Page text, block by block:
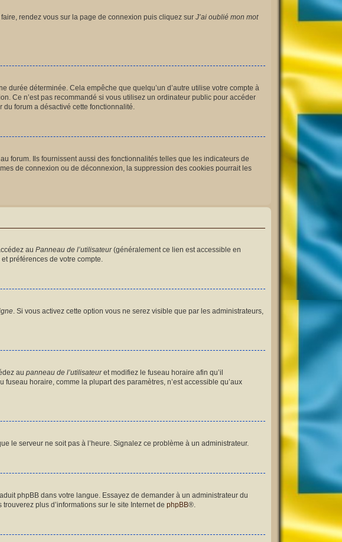
rendez vous sur la page de connexion puis cliquez sur J’ai oublié mon mot
durée déterminée. Cela empêche que quelqu’un d’autre utilise votre compte à
Ce n’est pas recommandé si vous utilisez un ordinateur public pour accéder
forum a désactivé cette fonctionnalité.
forum. Ils fournissent aussi des fonctionnalités telles que les indicateurs de
de connexion ou de déconnexion, la suppression des cookies pourrait les
au Panneau de l’utilisateur(généralement ce lien est accessible en
préférences de votre compte.
. Si vous activez cette option vous ne serez visible que par les administrateurs,
au panneau de l’utilisateuret modifiez le fuseau horaire afin qu’il
horaire, comme la plupart des paramètres, n’est accessible qu’aux
le serveur ne soit pas à l’heure. Signalez ce problème à un administrateur.
phpBB dans votre langue. Essayez de demander à un administrateur du
plus d’informations sur le site Internet de phpBB®.